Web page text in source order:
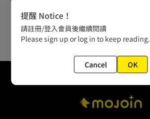
提醒 Notice！
請註冊/登入會員後繼續閱讀
Please sign up or log in to keep reading.
Cancel OK